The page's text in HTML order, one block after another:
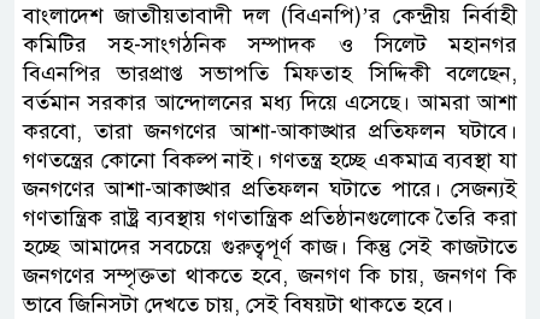
বাংলাদেশ জাতাীয়তাবাদী দল (বিএনপি)’র কেন্দ্রীয় নির্বাহী
কমিটির সহ-সাংগঠনিক সম্পাদক ও সিলেট মহানগর
বিএনপির ভারপ্রাপ্ত সভাপতি মিফতাহ সিদ্দিকী বলেছেন,
বর্তমান সরকার আন্দোলনের মধ্য দিয়ে এসেছে। আমরা আশা
করবো, তারা জনগণের আশা-আকাঙ্খার প্রতিফলন ঘটাবে।
গণতন্ত্রের কোনো বিকল্প নাই। গণতন্ত্র হচ্ছে একমাত্র ব্যবস্থা যা
জনগণের আশা-আকাঙ্খার প্রতিফলন ঘটাতে পারে। সেজন্যই
গণতান্ত্রিক রাষ্ট্র ব্যবস্থায় গণতান্ত্রিক প্রতিষ্ঠানগুলোকে তৈরি করা
হচ্ছে আমাদের সবচেয়ে গুরুত্বপূর্ণ কাজ। কিন্তু সেই কাজটাতে
জনগণের সম্পৃক্ততা থাকতে হবে, জনগণ কি চায়, জনগণ কি
ভাবে জিনিসটা দেখতে চায়, সেই বিষয়টা থাকতে হবে।